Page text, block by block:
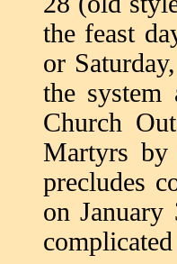
the feast
or
the
Church
Martyrs by
precludes
on